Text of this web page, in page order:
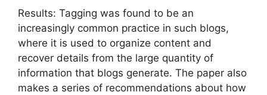
Results: Tagging was found to be an
increasingly common practice in such blogs,
where it is used to organize content and
recover details from the large quantity of
information that blogs generate. The paper also
makes a series of recommendations about how